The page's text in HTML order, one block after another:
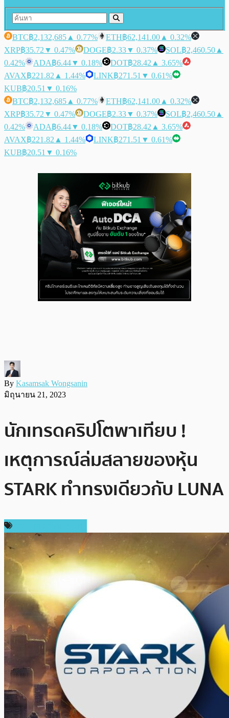
BTC฿2,132,685 ▲ 0.77% ETH฿62,141.00 ▲ 0.32%
XRP฿35.72 ▼ 0.47% DOGE฿2.33▼ 0.37% SOL฿2,460.50 ▲
0.42%
ADA฿6.44▼ 0.18% DOT฿28.42 ▲ 3.65%
AVAX฿221.82 ▲ 1.44% LINK฿271.51 ▼ 0.61%
KUB฿20.51 ▼ 0.16%
BTC฿2,132,685 ▲ 0.77% ETH฿62,141.00 ▲ 0.32%
XRP฿35.72 ▼ 0.47% DOGE฿2.33▼ 0.37% SOL฿2,460.50 ▲
0.42%
ADA฿6.44▼ 0.18% DOT฿28.42 ▲ 3.65%
AVAX฿221.82 ▲ 1.44% LINK฿271.51 ▼ 0.61%
KUB฿20.51 ▼ 0.16%
By Kasamsak Wongsanin
มิถุนายน 21, 2023
นักเทรดคริปโตพาเทียบ !
เหตุการณ์ล่มสลายของหุ้น
STARK ทำทรงเดียวกับ LUNA